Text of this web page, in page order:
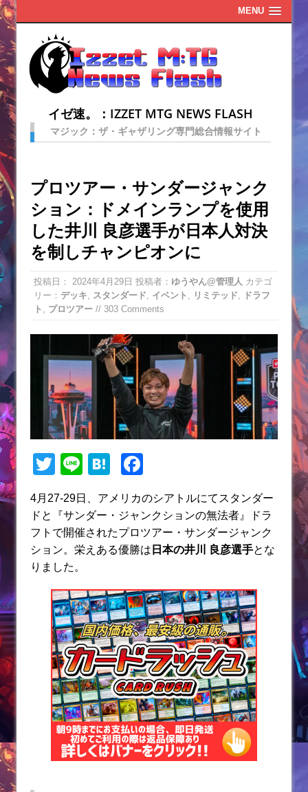
MENU
イゼ速。：IZZET MTG NEWS FLASH
マジック：ザ・ギャザリング専門総合情報サイト
プロツアー・サンダージャンク
ション：ドメインランプを使用
した井川 良彦選手が日本人対決
を制しチャンピオンに
投稿日： 2024年4月29日 投稿者： ゆうやん@管理人 カテゴ
リー： デッキ スタンダード イベント リミテッド
ドラフ
ト
プロツアー // 303 Comments
T
itt
er
Li
e
H
e
n
a
c
e
b
o
k
4月27-29日、アメリカのシアトルにてスタンダー
ドと『サンダー・ジャンクションの無法者』ドラ
フトで開催されたプロツアー・サンダージャンク
ション。栄えある優勝は 日本の井川 良彦選手とな
りました。